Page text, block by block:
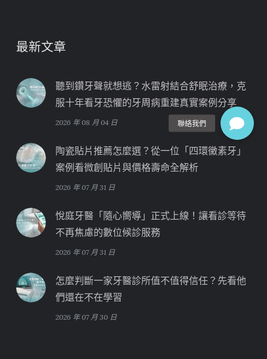
最新文章
聽到鑽牙聲就想逃？水雷射結合舒眠治療，克
服十年看牙恐懼的牙周病重建真實案例分享
2026 年 08 月 04 日
陶瓷貼片推薦怎麼選？從一位「四環黴素牙」
案例看微創貼片與價格壽命全解析
2026 年 07 月 31 日
悅庭牙醫「隨心嚮導」正式上線！讓看診等待
不再焦慮的數位候診服務
2026 年 07 月 31 日
怎麼判斷一家牙醫診所值不值得信任？先看他
們還在不在學習
2026 年 07 月 30 日